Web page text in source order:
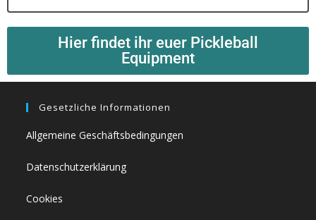
Hier findet ihr euer Pickleball
Equipment
Gesetzliche Informationen
Allgemeine Geschäftsbedingungen
Datenschutzerklärung
Cookies